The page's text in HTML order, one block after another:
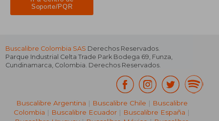
Soporte/PQR
Buscalibre Colombia SAS Derechos Reservados.
Parque Industrial Celta Trade Park Bodega 69, Funza,
Cundinamarca, Colombia. Derechos Reservados.
Buscalibre Argentina | Buscalibre Chile | Buscalibre
Colombia | Buscalibre Ecuador | Buscalibre España |